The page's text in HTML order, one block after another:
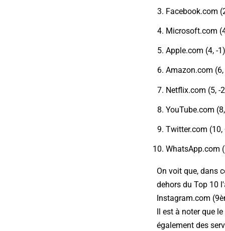
Facebook.com
Microsoft.com
Apple.com (4, -
Amazon.com (6,
Netflix.com (5, -
YouTube.com
Twitter.com (10,
WhatsApp.com
On voit que, dans
dehors du Top 10
Instagram.com
Il est à noter que
également des